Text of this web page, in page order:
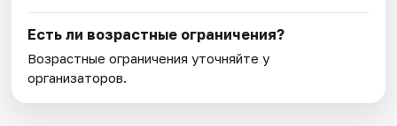
Есть ли возрастные ограничения?
Возрастные ограничения уточняйте у
организаторов.